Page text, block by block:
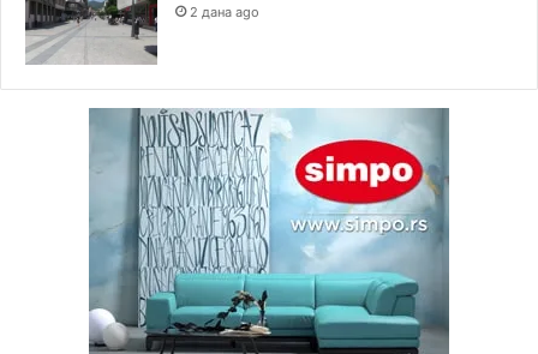
2 дана ago